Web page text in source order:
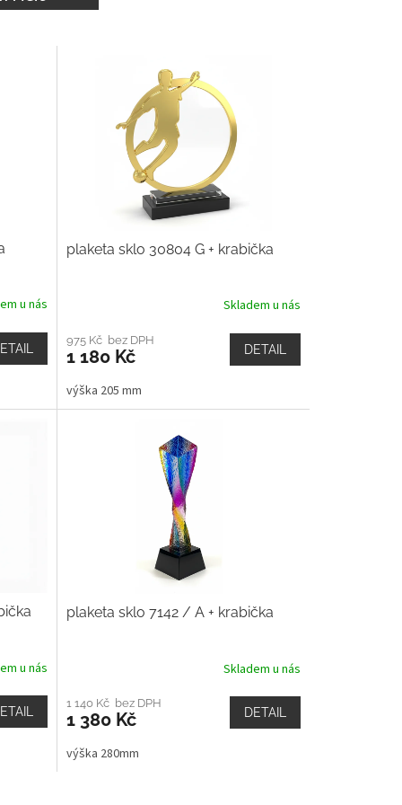
u nás
plaketa sklo 30804 G + krabička
Skladem u nás
975 Kč bez DPH
1 180 Kč DETAIL
výška 205 mm
u nás
plaketa sklo 7142 / A + krabička
Skladem u nás
1 140 Kč bez DPH
1 380 Kč DETAIL
výška 280mm